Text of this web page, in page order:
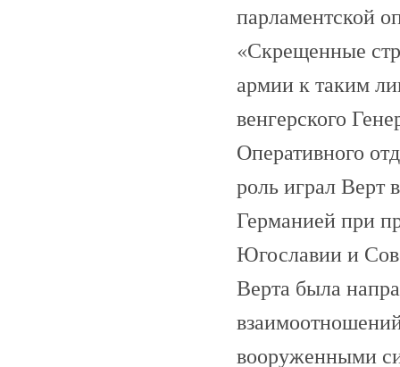
парламентской
«Скрещенные
армии к таким
венгерского
Оперативного
роль играл Верт
Германией при
Югославии и
Верта была
вооруженными